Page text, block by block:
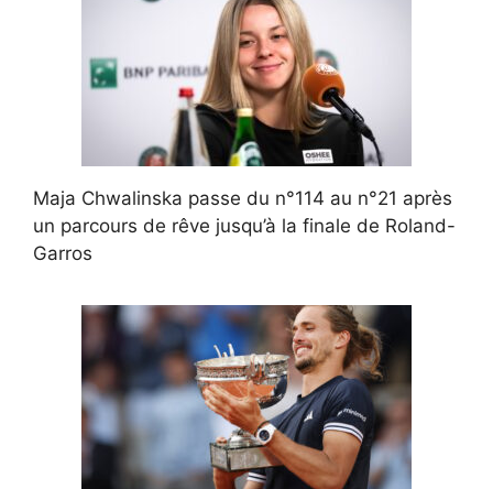
Maja Chwalinska passe du n°114 au n°21 après
un parcours de rêve jusqu’à la finale de Roland-
Garros